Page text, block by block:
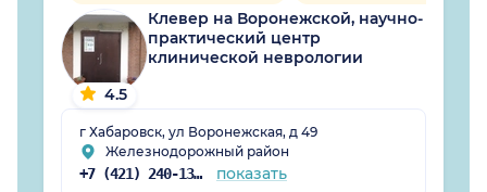
4.5
Клевер на Воронежской, научно-
практический центр
клинической неврологии
г Хабаровск, ул Воронежская, д 49
Железнодорожный район
+7 (421) 240-13-82 показать